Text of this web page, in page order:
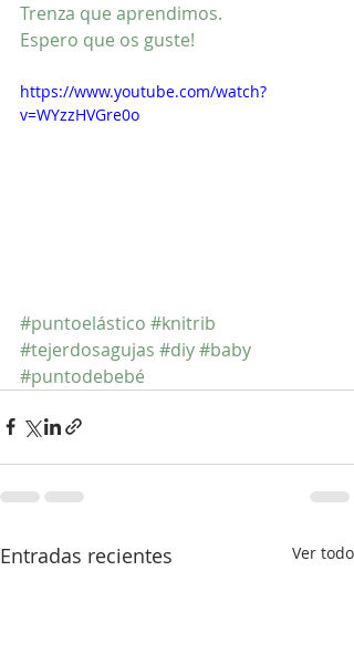
Trenza que aprendimos.
Espero que os guste!
https://www.youtube.com/watch?
v=WYzzHVGre0o
#puntoelástico #knitrib
#tejerdosagujas #diy#baby
#puntodebebé
Entradas recientes Ver todo